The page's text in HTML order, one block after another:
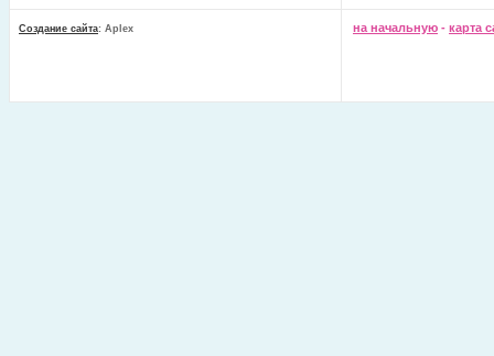
Создание сайта: Aplex на начальную - карта